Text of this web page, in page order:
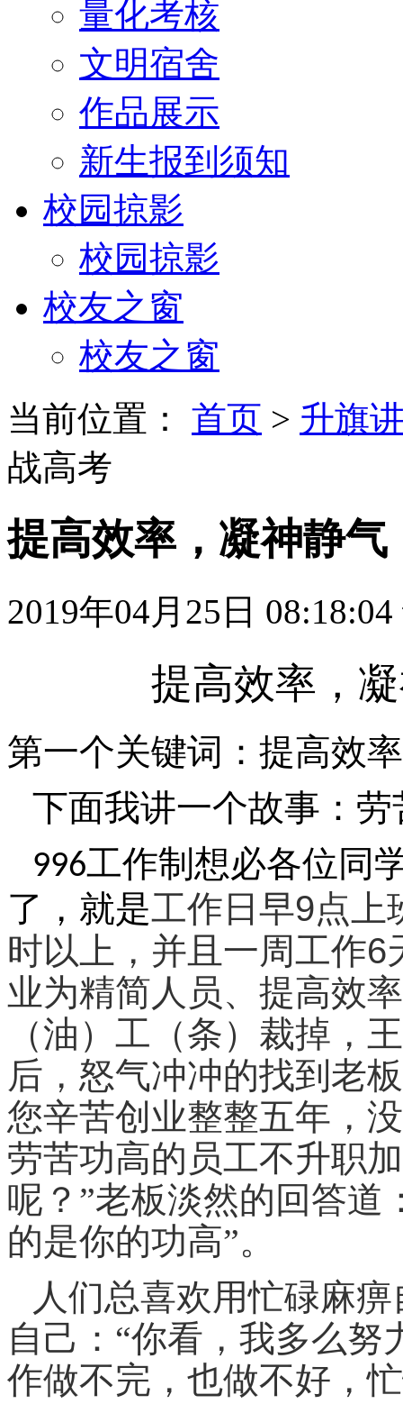
量化考核
文明宿舍
作品展示
新生报到须知
校园掠影
校园掠影
校友之窗
校友之窗
当前位置： 首页 > 升旗
战高考
提高效率，凝神静气
2019年04月25日 08:18:04
提高效率，
第一个关键词：提高效率
下面我讲一个故事：劳
996工作制想必各位同
了，就是工作日早9点上
时以上，并且一周工作6
业为精简人员、提高效
（油）工（条）裁掉，
后，怒气冲冲的找到老
您辛苦创业整整五年，
劳苦功高的员工不升职
呢？”老板淡然的回答道
的是你的功高”。
人们总喜欢用忙碌麻
自己：“你看，我多么努
作做不完，也做不好，